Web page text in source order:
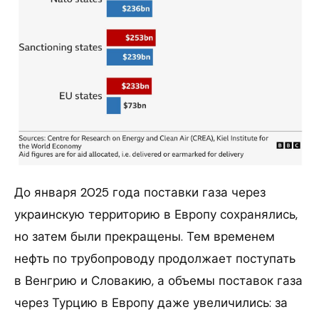
До января 2025 года поставки газа через
украинскую территорию в Европу сохранялись,
но затем были прекращены. Тем временем
нефть по трубопроводу продолжает поступать
в Венгрию и Словакию, а объемы поставок газа
через Турцию в Европу даже увеличились: за